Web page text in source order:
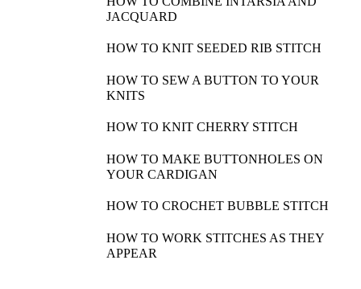
JACQUARD
HOW TO KNIT SEEDED RIB STITCH
HOW TO SEW A BUTTON TO YOUR
KNITS
HOW TO KNIT CHERRY STITCH
HOW TO MAKE BUTTONHOLES ON
YOUR CARDIGAN
HOW TO CROCHET BUBBLE STITCH
HOW TO WORK STITCHES AS THEY
APPEAR